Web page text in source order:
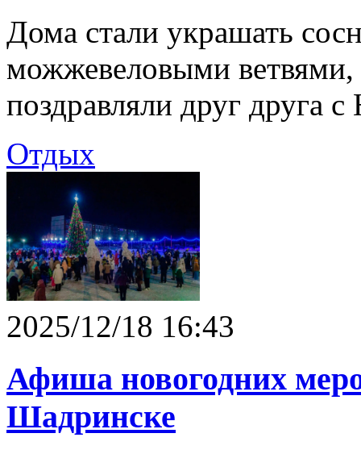
Дома стали украшать
можжевеловыми ветвями,
поздравляли друг друга
Отдых
2025/12/18 16:43
Афиша новогодних
Шадринске